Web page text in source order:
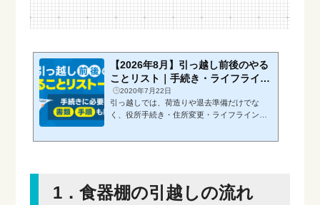
【2026年8月】引っ越し前後のやる
ことリスト｜手続き・ライフライ
ン・準備を徹底解説
2020年7月22日
引っ越しでは、荷造りや退去準備だけでな
く、役所手続き・住所変更・ライフラインの
出すればいいのか？・ライフラインは何日前
に手続きすれば間に合うのか？・荷造りはい
1．食器棚の引越しの流れ